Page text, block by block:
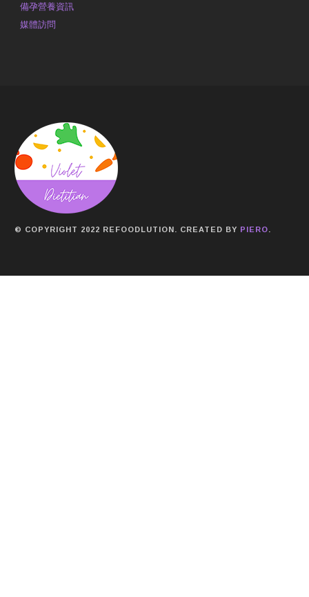
備孕營養資訊
媒體訪問
© COPYRIGHT 2022 REFOODLUTION. CREATED BY PIERO